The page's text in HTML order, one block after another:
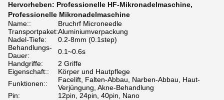
Hervorheben: Professionelle HF-Mikronadelmaschine,
Professionelle Mikronadelmaschine
Name::
Bruchrf Microneedle
Transportpaket:Aluminiumverpackung
Nadel-Tiefe:
0.2-8mm (0.1step)
Behandlungs-
Dauer:
0.1~0.6s
Handgriffe:
2 Griffe
Eigenschaft::
Körper und Hautpflege
Funktionen::
Facelift, Falten-Abbau, Narben-Abbau, Haut-
Verjüngung, Akne-Behandlung
Pin:
12pin, 24pin, 40pin, Nano